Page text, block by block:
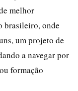
melhor
brasileiro, onde
um projeto de
a navegar por
formação